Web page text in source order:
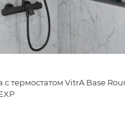
с термостатом VitrA Base